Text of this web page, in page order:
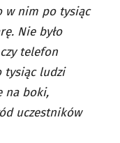
w nim po tysiąc
Nie było
telefon
tysiąc ludzi
na boki,
uczestników